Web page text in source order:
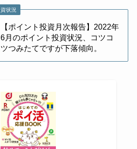
状況
【ポイント投資月次報告】2022年
6月のポイント投資状況、コツコ
ツつみたてですが下落傾向。